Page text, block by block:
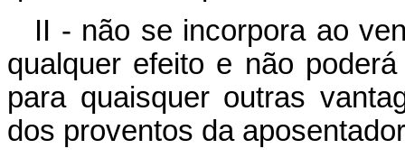
II - não se incorpora ao
qualquer efeito e não
para quaisquer outras
dos proventos da